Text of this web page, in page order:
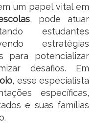
um papel vital em
, pode atuar
estudantes
estratégias
para potencializar
desafios. Em
, esse especialista
específicas,
e suas famílias